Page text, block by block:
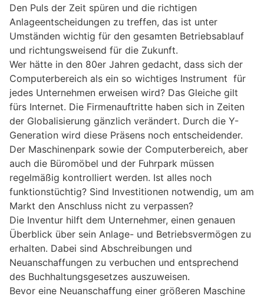
Den Puls der Zeit spüren und die richtigen
Anlageentscheidungen zu treffen, das ist unter
Umständen wichtig für den gesamten Betriebsablauf
und richtungsweisend für die Zukunft.
Wer hätte in den 80er Jahren gedacht, dass sich der
Computerbereich als ein so wichtiges Instrument für
jedes Unternehmen erweisen wird? Das Gleiche gilt
fürs Internet. Die Firmenauftritte haben sich in Zeiten
der Globalisierung gänzlich verändert. Durch die Y-
Generation wird diese Präsens noch entscheidender.
Der Maschinenpark sowie der Computerbereich, aber
auch die Büromöbel und der Fuhrpark müssen
regelmäßig kontrolliert werden. Ist alles noch
funktionstüchtig? Sind Investitionen notwendig, um am
Markt den Anschluss nicht zu verpassen?
Die Inventur hilft dem Unternehmer, einen genauen
Überblick über sein Anlage- und Betriebsvermögen zu
erhalten. Dabei sind Abschreibungen und
Neuanschaffungen zu verbuchen und entsprechend
des Buchhaltungsgesetzes auszuweisen.
Bevor eine Neuanschaffung einer größeren Maschine